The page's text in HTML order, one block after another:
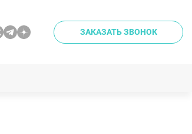
ЗАКАЗАТЬ ЗВОНОК